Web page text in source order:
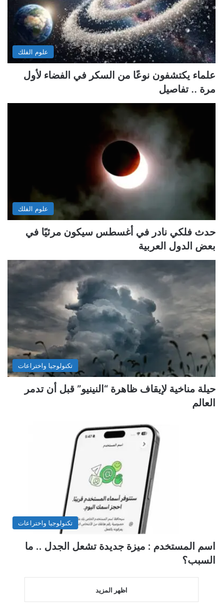
علوم الفلك
علماء يكتشفون نوعًا من السكر في الفضاء لأول
مرة .. تفاصيل
علوم الفلك
حدث فلكي نادر في أغسطس سيكون مرئيًا في
بعض الدول العربية
تكنولوجيا واختراعات
حيلة مناخية لإيقاف ظاهرة “النينيو” قبل أن تدمر
العالم
تكنولوجيا واختراعات
اسم المستخدم : ميزة جديدة تشعل الجدل .. ما
السبب؟
اظهر المزيد